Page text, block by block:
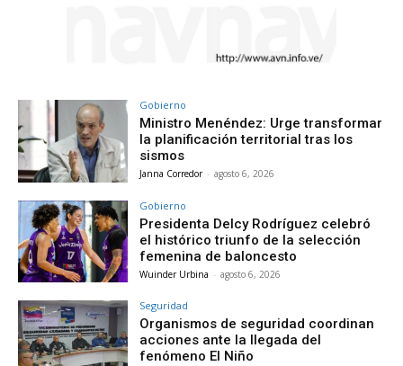
Gobierno
Ministro Menéndez: Urge transformar
la planificación territorial tras los
sismos
Janna Corredor - agosto 6, 2026
Gobierno
Presidenta Delcy Rodríguez celebró
el histórico triunfo de la selección
femenina de baloncesto
Wuinder Urbina - agosto 6, 2026
Seguridad
Organismos de seguridad coordinan
acciones ante la llegada del
fenómeno El Niño